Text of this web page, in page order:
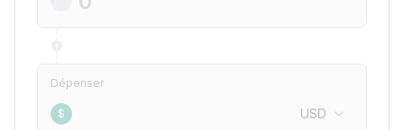
Dépenser
$ USD